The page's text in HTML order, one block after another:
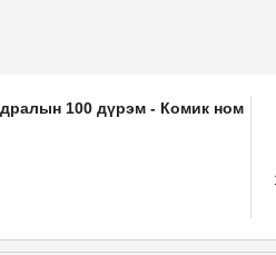
100 дүрэм - Комик ном